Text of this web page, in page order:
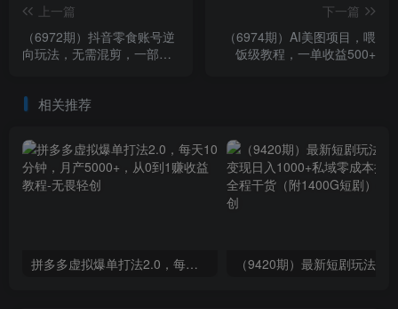
上一篇
（6972期）抖音零食账号逆
向玩法，无需混剪，一部手
下一篇
（6974期）AI美图项目，喂
饭级教程，一单收益500+
相关推荐
拼多多虚拟爆单打法2.0，每天10分钟，月产5000+，从0到1赚收益教程